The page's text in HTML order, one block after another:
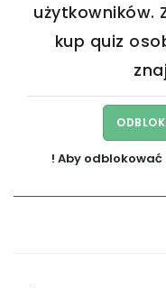
użytkowników.
kup quiz
! Aby